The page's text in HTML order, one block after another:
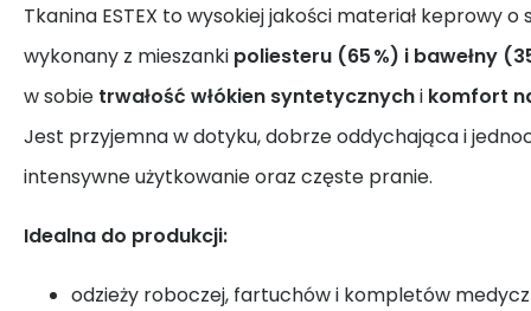
Tkanina ESTEX to wysokiej jakości materiał keprowy o
wykonany z mieszanki poliesteru (65 %) i bawełny
w sobie trwałość włókien syntetycznychi komfort
Jest przyjemna w dotyku, dobrze oddychająca i
intensywne użytkowanie oraz częste pranie.
Idealna do produkcji:
odzieży roboczej, fartuchów i kompletów